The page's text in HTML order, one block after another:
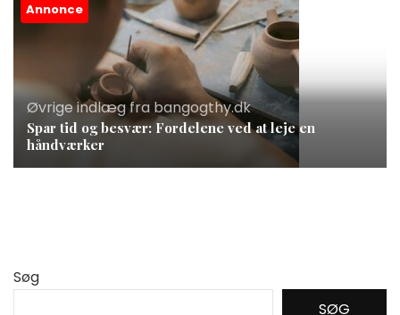
Annonce
Øvrige indlæg fra bangogthy.dk
Spar tid og besvær: Fordelene ved at leje en
håndværker
Søg
SØG